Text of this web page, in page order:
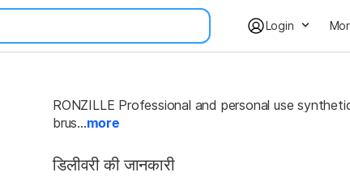
Login
RONZILLE Professional and personal use
brus...more
डिलीवरी की जानकारी